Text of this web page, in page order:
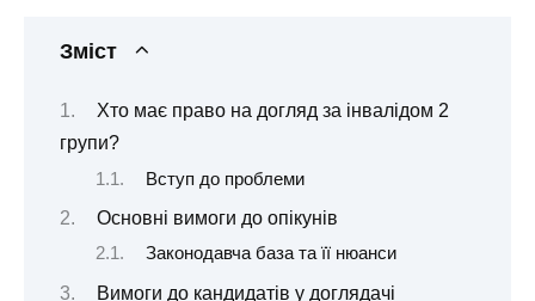
Зміст
Хто має право на догляд за інвалідом 2
групи?
Вступ до проблеми
Основні вимоги до опікунів
Законодавча база та її нюанси
Вимоги до кандидатів у доглядачі